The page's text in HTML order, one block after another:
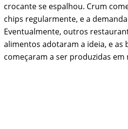
crocante se espalhou. Crum
chips regularmente, e a
Eventualmente, outros
alimentos adotaram a ideia, e as
começaram a ser produzidas em